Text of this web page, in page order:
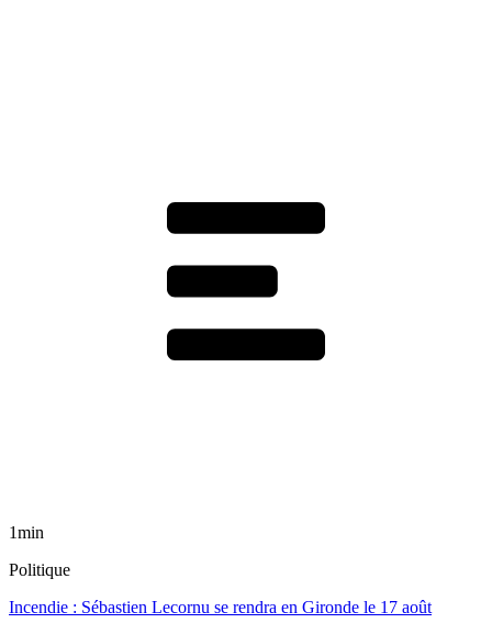
1min
Politique
Incendie : Sébastien Lecornu se rendra en Gironde le 17 août